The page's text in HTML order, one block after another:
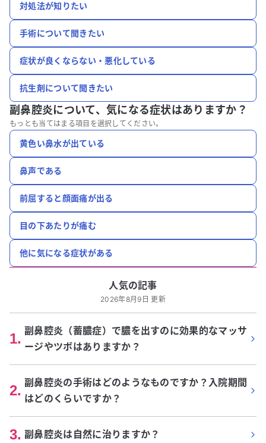
対処法が知りたい
手術について聞きたい
症状が良くならない・悪化している
抗生剤について聞きたい
副鼻腔炎について、 気になる症状はありますか？
もっとも当てはまる項目を選択してください。
黄色い鼻水が出ている
鼻声である
前屈すると顔面痛が出る
目の下あたりが痛む
他に気になる症状がある
人気の記事
2026年8月9日 更新
1. 副鼻腔炎（蓄膿症）で膿を出すのに効果的なマッサ
ージやツボはありますか？
2. 副鼻腔炎の手術はどのようなものですか？入院期間
はどのくらいですか？
3. 副鼻腔炎は自然に治りますか？